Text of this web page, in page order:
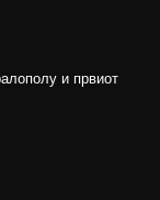
и првиот